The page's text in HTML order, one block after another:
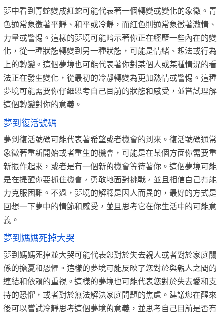
夢中看到青蛇變成紅蛇可能代表著一個轉變或變化的象徵。青
色通常象徵著平靜、和平或冷靜，而紅色則通常象徵著激情、
力量或警惕。這樣的夢境可能暗示著你正在經歷一些內在的變
化，從一種狀態轉變到另一種狀態，可能是情緒、想法或行為
上的轉變。這個夢境也可能代表著你對某個人或某種情況的看
法正在發生變化，從最初的冷靜轉變為更加熱情或警惕。這種
夢境可能需要你仔細思考自己目前的狀態和感受，並嘗試理解
這個轉變對你的意義。
夢到復活號碼
夢到復活號碼可能代表著希望或者機會的到來。復活號碼通常
象徵著重新開始或者重生的機會，可能是在某個方面你需要重
新振作起來，或者是有一個新的機會等待著你。這個夢境可能
是在提醒你要抓住機會，勇敢地面對挑戰，並且相信自己有能
力克服困難。不過，夢境的解釋是因人而異的，最好的方式是
回想一下夢中的情節和感受，並且思考它在你生活中的可能意
義。
夢到媽媽死掉大哭
夢到媽媽死掉並大哭可能代表您對於失去親人或者對於家庭關
係的擔憂和恐懼。這樣的夢境可能反映了您對於與親人之間的
連結和依賴的重視。這樣的夢境也可能代表您對於失去愛和支
持的恐懼，或者對於無法解決家庭問題的焦慮。建議您在醒來
後可以嘗試冷靜思考這個夢境的意義，並思考自己目前是否有